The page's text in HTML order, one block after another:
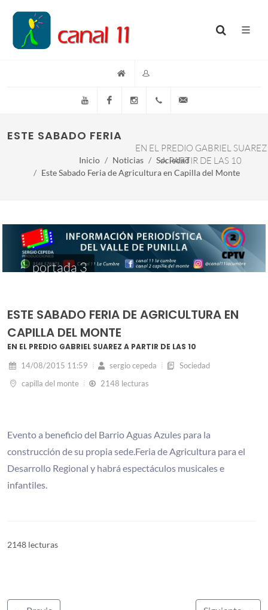
YouTube FacebookInstagram(+54)(9)3548-576073
ESTE SABADO FERIA DE AGRICULTURA EN
EN EL PREDIO GABRIEL SUAREZ
A PARTIR DE LAS 10
Inicio Noticias
Sociedad
Este Sabado Feria de Agricultura en Capilla del Monte
portada 3
ESTE SABADO FERIA DE AGRICULTURA EN
CAPILLA DEL MONTE
EN EL PREDIO GABRIEL SUAREZ A PARTIR DE LAS 10
14/08/2015 11:59 sergio cepeda
Sociedad
capilla del monte
2148 lecturas
Evento a beneficio del Barrio Aguas Azules para la
construcción de su propia sede.Feria de Agricultura para el
Desarrollo Regional y habrá espectáculos musicales e
infantiles.
2148 lecturas